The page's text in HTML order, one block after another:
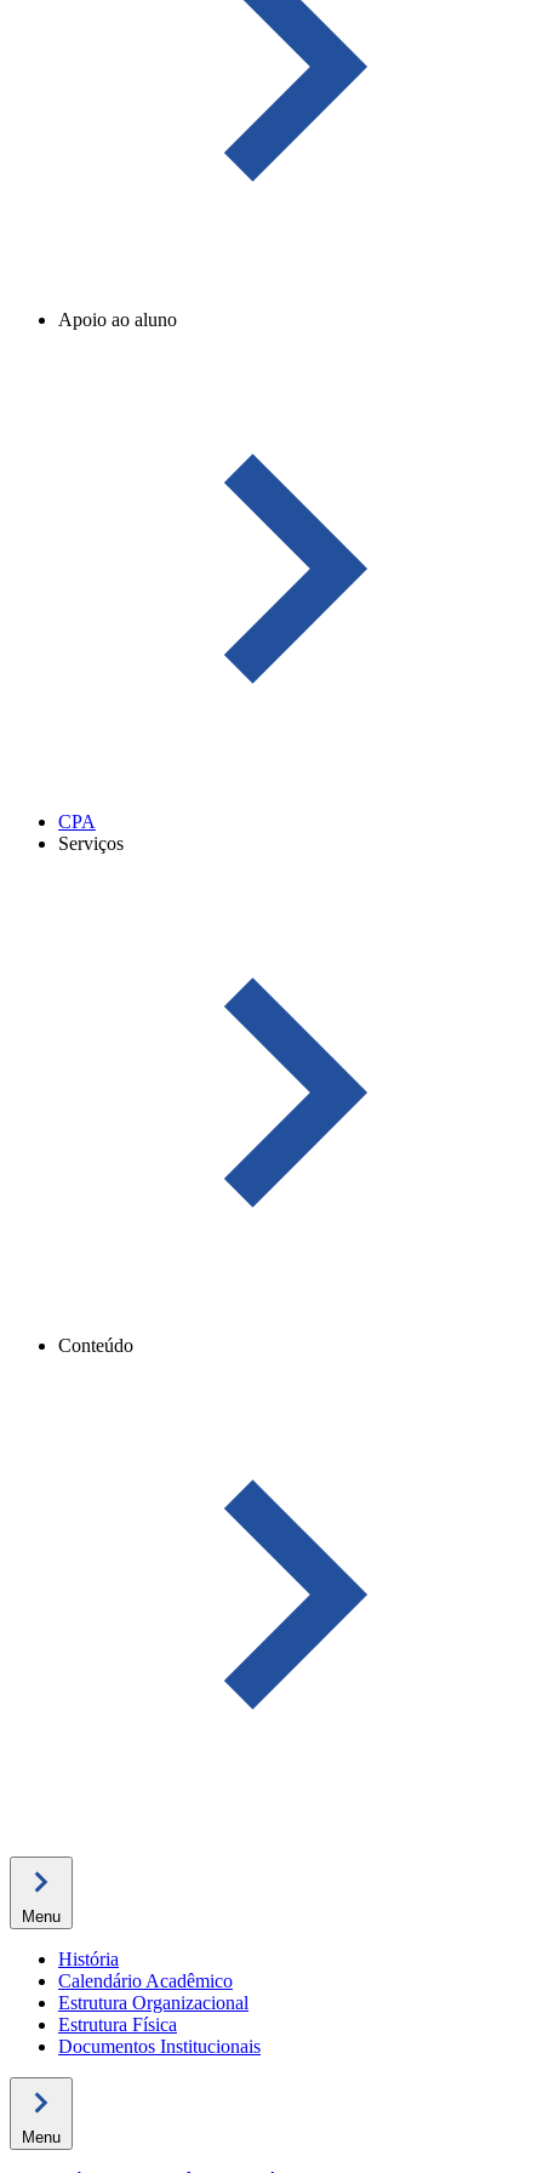
Apoio ao aluno
CPA
Serviços
Conteúdo
Menu
História
Calendário Acadêmico
Estrutura Organizacional
Estrutura Física
Documentos Institucionais
Menu